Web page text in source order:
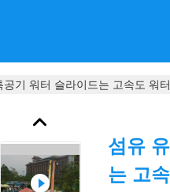
기 워터 슬라이드는 고속도 워
섬유
는 고